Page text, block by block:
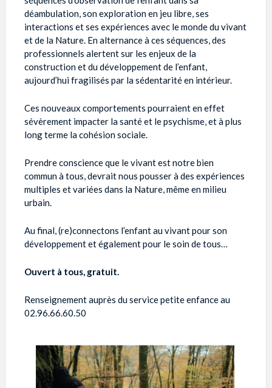
déambulation, son exploration en jeu libre, ses
interactions et ses expériences avec le monde du vivant
et de la Nature. En alternance à ces séquences, des
professionnels alertent sur les enjeux de la
construction et du développement de l’enfant,
aujourd’hui fragilisés par la sédentarité en intérieur.
Ces nouveaux comportements pourraient en effet
sévèrement impacter la santé et le psychisme, et à plus
long terme la cohésion sociale.
Prendre conscience que le vivant est notre bien
commun à tous, devrait nous pousser à des expériences
multiples et variées dans la Nature, même en milieu
urbain.
Au final, (re)connectons l’enfant au vivant pour son
développement et également pour le soin de tous…
Ouvert à tous, gratuit.
Renseignement auprès du service petite enfance au
02.96.66.60.50